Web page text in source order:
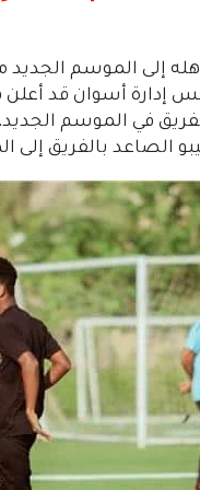
إلى الموسم
في الموسم
الصاعد بالفريق إلى